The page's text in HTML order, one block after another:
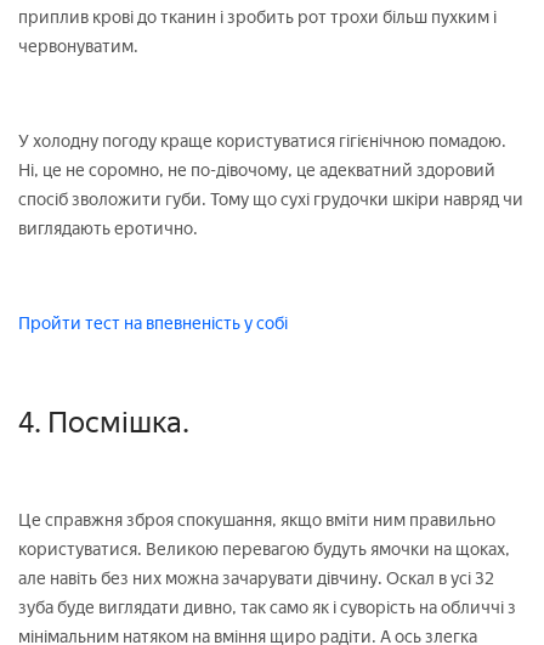
приплив крові до тканин і зробить рот трохи більш пухким і
червонуватим.
У холодну погоду краще користуватися гігієнічною помадою.
Ні, це не соромно, не по-дівочому, це адекватний здоровий
спосіб зволожити губи. Тому що сухі грудочки шкіри навряд чи
виглядають еротично.
Пройти тест на впевненість у собі
4. Посмішка.
Це справжня зброя спокушання, якщо вміти ним правильно
користуватися. Великою перевагою будуть ямочки на щоках,
але навіть без них можна зачарувати дівчину. Оскал в усі 32
зуба буде виглядати дивно, так само як і суворість на обличчі з
мінімальним натяком на вміння щиро радіти. А ось злегка